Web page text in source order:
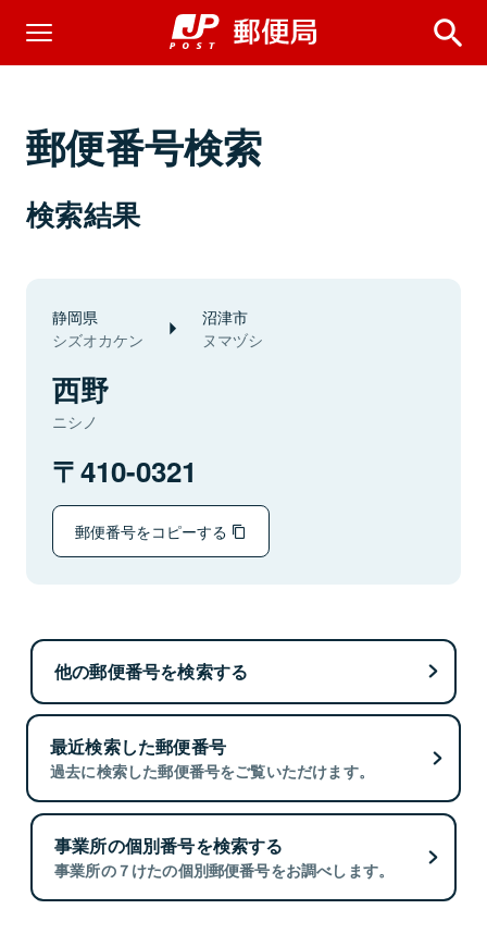
郵便番号検索
検索結果
静岡県
シズオカケン
沼津市
ヌマヅシ
西野
ニシノ
410-0321
郵便番号をコピーする
他の郵便番号を検索する
最近検索した郵便番号
過去に検索した郵便番号をご覧いただけます。
事業所の個別番号を検索する
事業所の７けたの個別郵便番号をお調べします。